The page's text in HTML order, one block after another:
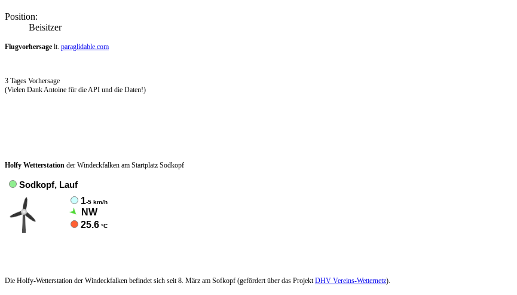
Position:
Beisitzer
Flugvorhersage lt. paraglidable.com
3 Tages Vorhersage
(Vielen Dank Antoine für die API und die Daten!)
Holfy Wetterstation der Windeckfalken am Startplatz Sodkopf
Die Holfy-Wetterstation der Windeckfalken befindet sich seit 8. März am Sofkopf (gefördert über das Projekt DHV Vereins-Wetternetz).